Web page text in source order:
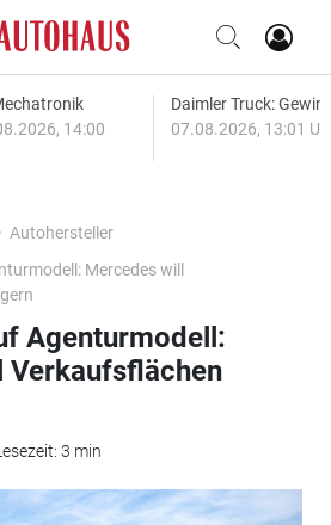
14:00
Daimler Truck:
07.08.2026, 13:01
Autohersteller
Mercedes will
Agenturmodell:
Verkaufsflächen
3 min